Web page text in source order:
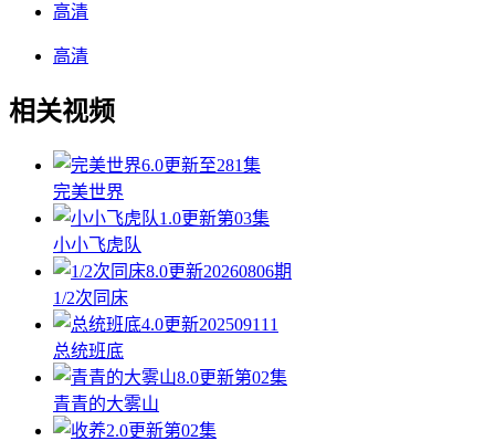
高清
高清
相关视频
6.0更新至281集
完美世界
1.0更新第03集
小小飞虎队
8.0更新20260806期
1/2次同床
4.0更新202509111
总统班底
8.0更新第02集
青青的大雾山
2.0更新第02集